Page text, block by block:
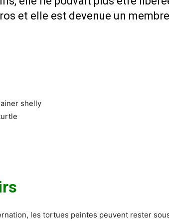
et elle est devenue un
les tortues peintes peuvent rester